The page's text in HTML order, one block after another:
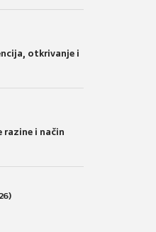
otkrivanje i
i način